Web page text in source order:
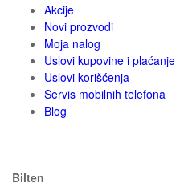
Akcije
Novi prozvodi
Moja nalog
Uslovi kupovine i plaćanje
Uslovi korišćenja
Servis mobilnih telefona
Blog
Bilten